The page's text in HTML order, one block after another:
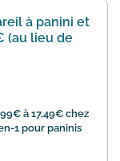
à panini et
(au lieu de
à 17,49€ chez
1 pour paninis